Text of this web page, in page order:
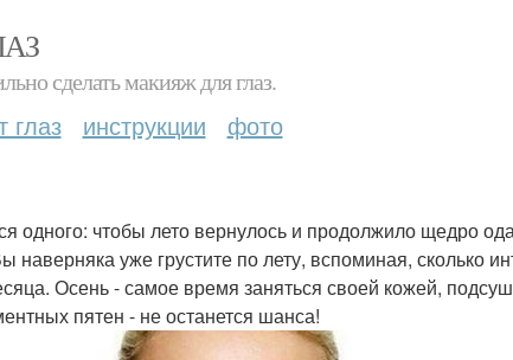
сделать макияж для глаз.
глаз инструкции фото
одного: чтобы лето вернулось и продолжило щедро
уже грустите по лету, вспоминая, сколько
Осень - самое время заняться своей кожей,
пятен - не останется шанса!